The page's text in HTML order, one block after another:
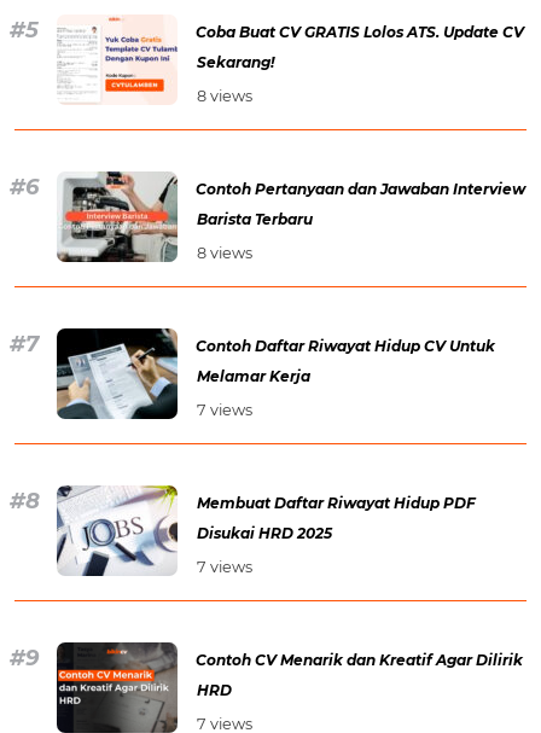
Coba Buat CV GRATIS Lolos ATS. Update CV
Sekarang!
8 views
Contoh Pertanyaan dan Jawaban Interview
Barista Terbaru
8 views
Contoh Daftar Riwayat Hidup CV Untuk
Melamar Kerja
7 views
Membuat Daftar Riwayat Hidup PDF
Disukai HRD 2025
7 views
Contoh CV Menarik dan Kreatif Agar Dilirik
HRD
7 views